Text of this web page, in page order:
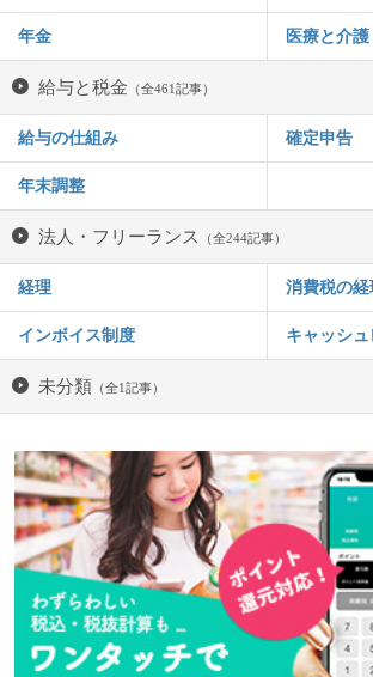
年金 医療と介護
給与と税金 （全461記事）
給与の仕組み 確定申告
年末調整
法人・フリーランス （全244記事）
経理 消費税の経
インボイス制度 キャッシ
未分類 （全1記事）